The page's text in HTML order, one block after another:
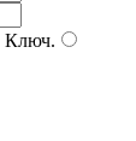
Ключ.